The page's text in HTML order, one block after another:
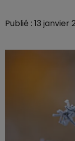
Publié : 13